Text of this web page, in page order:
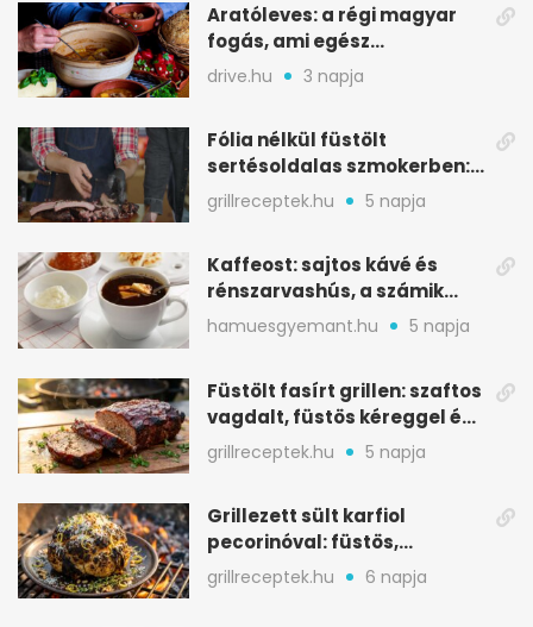
Aratóleves: a régi magyar
fogás, ami egész
csapatokat jóllakatott
drive.hu 3 napja
Fólia nélkül füstölt
sertésoldalas szmokerben:
ropogós bark, 6 óra
grillreceptek.hu 5 napja
Kaffeost: sajtos kávé és
rénszarvashús, a számik
melegítő itala
hamuesgyemant.hu 5 napja
Füstölt fasírt grillen: szaftos
vagdalt, füstös kéreggel és
BBQ mázzal
grillreceptek.hu 5 napja
Grillezett sült karfiol
pecorinóval: füstös,
karamellizált nyári kedvenc
grillreceptek.hu 6 napja